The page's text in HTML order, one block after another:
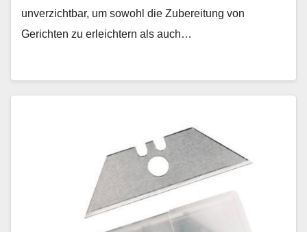
unverzichtbar, um sowohl die Zubereitung von
Gerichten zu erleichtern als auch…